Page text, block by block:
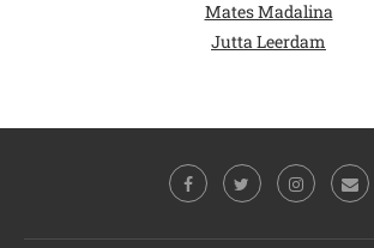
Mates Madalina
Jutta Leerdam